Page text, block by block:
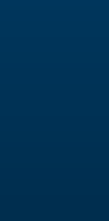
Ball
4 Son
Action Figure